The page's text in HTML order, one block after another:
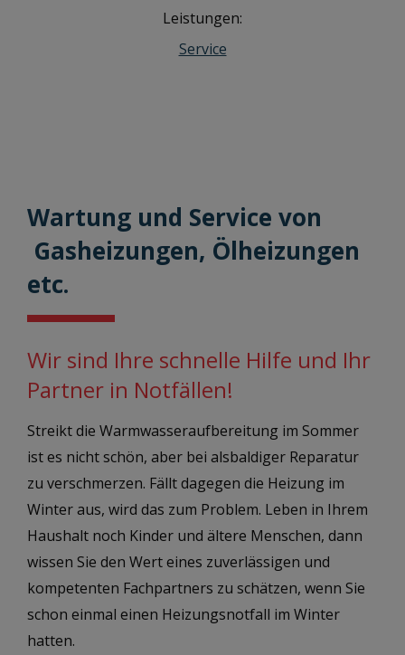
Leistungen:
Service
Wartung und Service von
Gasheizungen, Ölheizungen
etc.
Wir sind Ihre schnelle Hilfe und Ihr
Partner in Not­fällen!
Streikt die Warm­wasser­auf­bereitung im Sommer
ist es nicht schön, aber bei als­baldiger Reparatur
zu verschmerzen. Fällt dagegen die Heizung im
Winter aus, wird das zum Problem. Leben in Ihrem
Haus­halt noch Kinder und ältere Menschen, dann
wissen Sie den Wert eines zu­ver­lässigen und
kompetenten Fach­partners zu schätzen, wenn Sie
schon einmal einen Heizungs­notfall im Winter
hatten.